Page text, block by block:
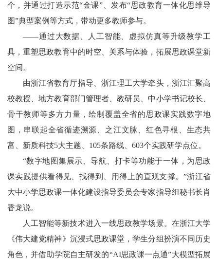
个，并通过打造示范“金课”、发布“思政教育一体化思维导
图”典型案例等方式，带动更多教师参与。
——通过大数据、人工智能、虚拟仿真等升级教学工
具，重塑思政教育中的时空、关系与体验，拓展思政课堂新
空间。
由浙江省教育厅指导、浙江理工大学牵头，浙江汇聚高
校教授、地方教育部门管理者、教研员、中小学书记校长、
骨干教师等多方力量，绘制覆盖全省的思政课实践数字地
图，串联起全省循迹溯源、之江文脉、红色寻根、生态共
富、新质科技5大主题、105条路线、603个实践研学点位。
“数字地图集展示、导航、打卡等功能于一体，为思政
课实践提供看得见、找得到、用得上的直观支撑。”浙江省
大中小学思政课一体化建设指导委员会专家指导组秘书长肖
香龙说。
人工智能等新技术进入一线思政教学场景。在浙江大学
《伟大建党精神》沉浸式思政课堂，学生分组扮演不同历史
角色，并借助学院自主研发的“AI思政课一点通”大模型拓展